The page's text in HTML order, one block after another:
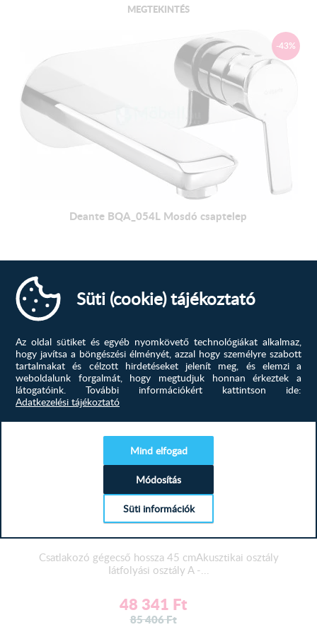
MEGTEKINTÉS
-43%
Deante BQA_054L Mosdó csaptelep
42 529 Ft
74 278Ft
-43%
Csatlakozó gégecső hossza 45 cmAkusztikai osztály
Iátfolyási osztály A -...
48 341 Ft
85 406Ft
Süti (cookie) tájékoztató
Az oldal sütiket és egyéb nyomkövető technológiákat alkalmaz,
hogy javítsa a böngészési élményét, azzal hogy személyre szabott
tartalmakat és célzott hirdetéseket jelenít meg, és elemzi a
weboldalunk forgalmát, hogy megtudjuk honnan érkeztek a
látogatóink.
További információkért kattintson ide:
Adatkezelési tájékoztató
Mind elfogad
Módosítás
Süti információk